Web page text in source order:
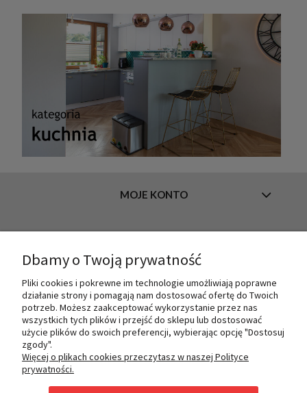
MOJE KONTO
O NAS
PŁATNOŚCI I DOSTAWA
Dbamy o Twoją prywatność
Pliki cookies i pokrewne im technologie umożliwiają poprawne
działanie strony i pomagają nam dostosować ofertę do Twoich
potrzeb. Możesz zaakceptować wykorzystanie przez nas
wszystkich tych plików i przejść do sklepu lub dostosować
użycie plików do swoich preferencji, wybierając opcję "Dostosuj
zgody".
Więcej o plikach cookies przeczytasz w naszej Polityce
prywatności.